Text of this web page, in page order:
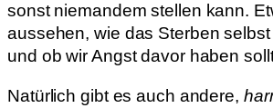
sonst niemandem stellen kann.
aussehen, wie das Sterben
und ob wir Angst davor haben
Natürlich gibt es auch andere,